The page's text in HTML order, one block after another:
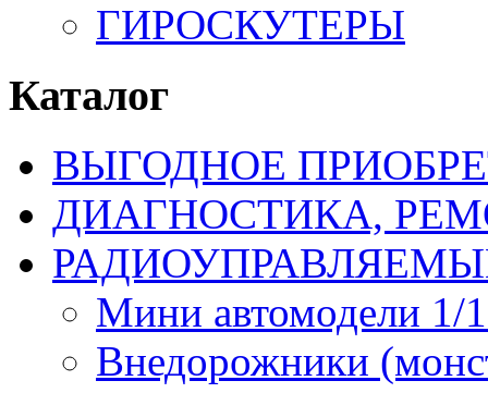
ГИРОСКУТЕРЫ
Каталог
ВЫГОДНОЕ
ДИАГНОСТИКА,
Мини автомодели 1/
Внедорожники